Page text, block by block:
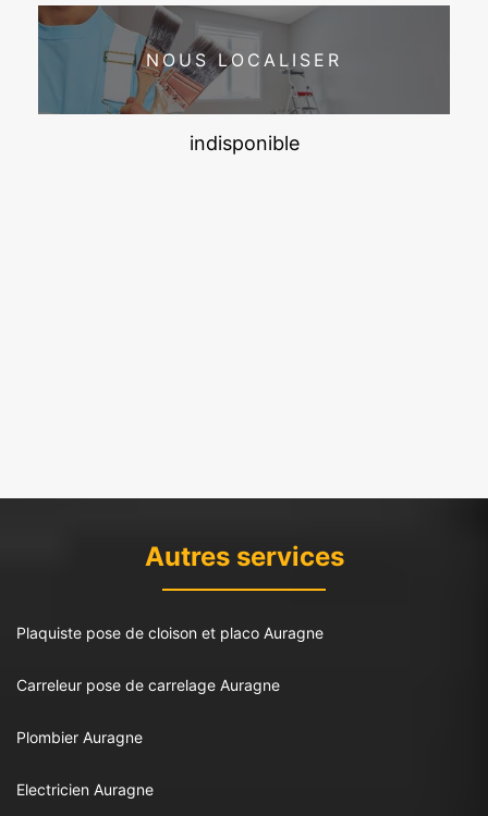
NOUS LOCALISER
indisponible
Autres services
Plaquiste pose de cloison et placo Auragne
Carreleur pose de carrelage Auragne
Plombier Auragne
Electricien Auragne